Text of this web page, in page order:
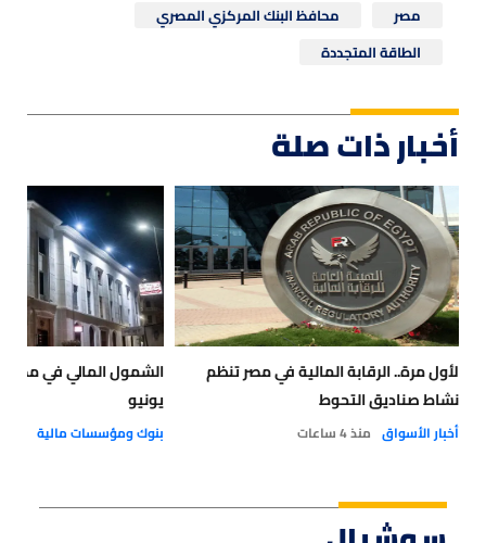
مصر
محافظ البنك المركزي المصري
الطاقة المتجددة
أخبار ذات صلة
لأول مرة.. الرقابة المالية في مصر تنظم
نشاط صناديق التحوط
أخبار الأسواق منذ 4 ساعات
يونيو
بنوك ومؤسسات مالية